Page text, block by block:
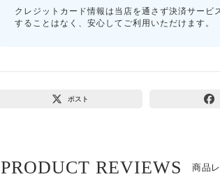
クレジットカード情報は当店を通さず決済サー
することはなく、安心してご利用いただけます。
ポスト
商品
PRODUCT REVIEWS